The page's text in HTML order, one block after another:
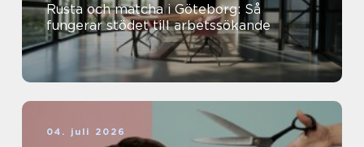
Rusta och matcha i Göteborg: Så
fungerar stödet till arbetssökande
04. juli 2026